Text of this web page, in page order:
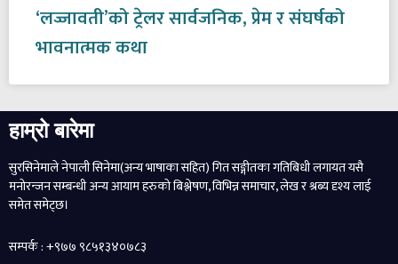
‘लज्जावती’को ट्रेलर सार्वजनिक, प्रेम र संघर्षको
भावनात्मक कथा
हाम्रो बारेमा
सुरसिनेमाले नेपाली सिनेमा(अन्य भाषाका सहित) गित सङ्गीतका गतिबिधी लगायत यसै
मनोरन्जन सम्बन्धी अन्य आयाम हरुको बिश्लेषण, विभिन्न समाचार, लेख र श्रब्य दृश्य लाई
समेत समेट्छ।
सम्पर्क : +९७७ ९८५१३४०७८३